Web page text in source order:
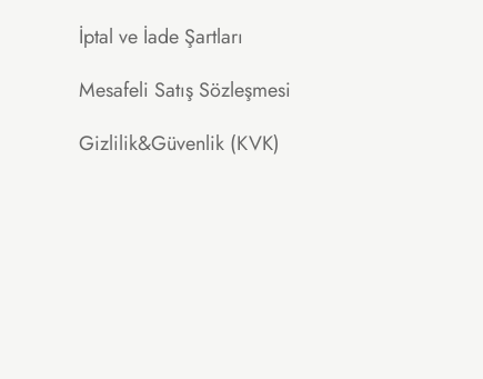
İptal ve İade Şartları
Mesafeli Satış Sözleşmesi
Gizlilik&Güvenlik (KVK)